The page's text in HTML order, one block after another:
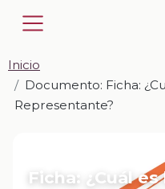
Inicio
Documento: Ficha:
Representante?
Ficha: ¿Cuál